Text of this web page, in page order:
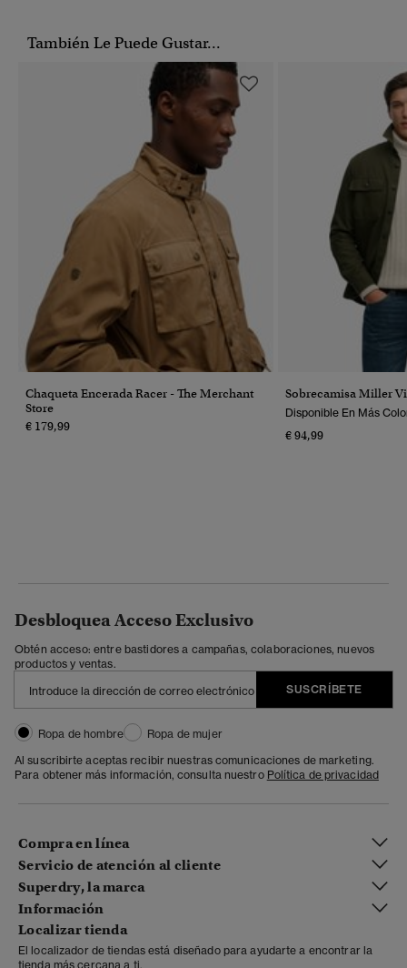
También Le Puede Gustar...
Chaqueta Encerada Racer - The Merchant
Store
€ 179,99
Sobrecamisa Miller
Disponible En Más
€ 94,99
Desbloquea Acceso Exclusivo
Obtén acceso: entre bastidores a campañas, colaboraciones, nuevos
productos y ventas.
SUSCRÍBETE
Ropa de hombre
Ropa de mujer
Al suscribirte aceptas recibir nuestras comunicaciones de marketing.
Para obtener más información, consulta nuestro Política de privacidad
Compra en línea
Servicio de atención al cliente
Superdry, la marca
Información
Localizar tienda
El localizador de tiendas está diseñado para ayudarte a encontrar la
tienda más cercana a ti.